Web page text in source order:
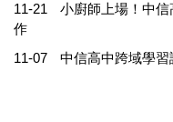
11-21
小廚師上場！中
作
11-07
中信高中跨域學